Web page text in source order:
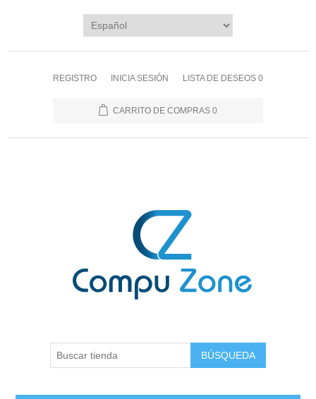
REGISTRO INICIA SESIÓN LISTA DE DESEOS 0
CARRITO DE COMPRAS 0
BÚSQUEDA